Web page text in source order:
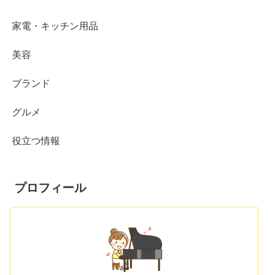
家電・キッチン用品
美容
ブランド
グルメ
役立つ情報
プロフィール